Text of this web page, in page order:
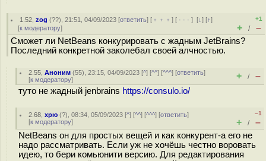
1.52 ,zog (??), 21:51, 04/09/2023 [ответить] [ ﹢﹢﹢] [ · · ·][↓] [↑]
[к модератору]
+1
+ / –
Сможет ли NetBeans конкурировать с жадным JetBrains?
Последний конкретной заколебал своей алчностью.
2.55 ,Аноним (55), 23:15, 04/09/2023 [^] [^^] [^^^] [ответить]
[к модератору] + / –
туто не жадный jenbrains https://consulo.io/
2.68 ,хрю (?), 08:34, 05/09/2023 [^] [^^] [^^^] [ответить]
[к модератору]
–1
+ / –
NetBeans он для простых вещей и как конкурент-а его не
надо рассматривать. Если уж не хочёшь честно воровать
идею, то бери комьюнити версию. Для редактирования